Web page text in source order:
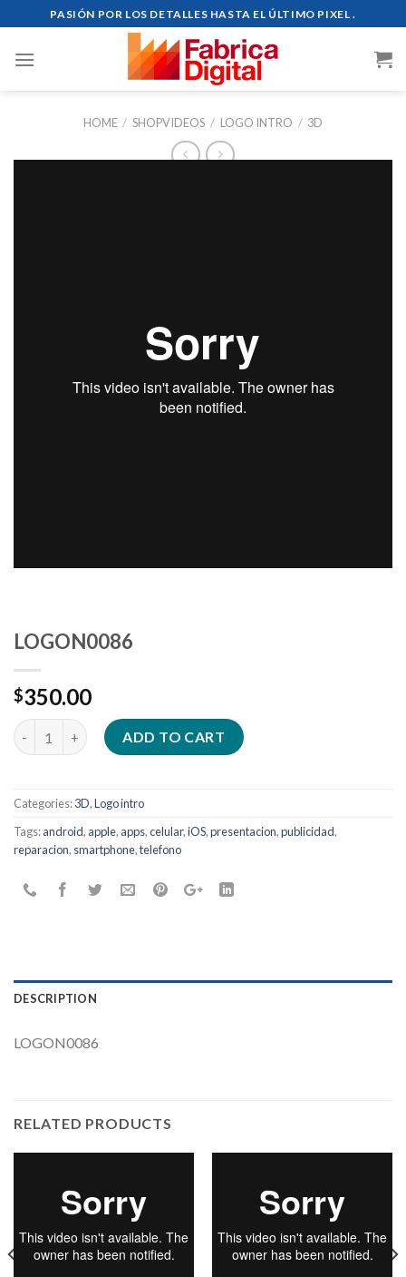
to
content
PASIÓN POR LOS DETALLES HASTA EL ÚLTIMO PIXEL .
HOME / SHOPVIDEOS / LOGO INTRO / 3D
LOGON0086
$350.00
Quantity ADD TO CART
Categories:3D,Logo intro
Tags:android, apple, apps,celular,iOS,presentacion,publicidad,
reparacion, smartphone,telefono
DESCRIPTION
LOGON0086
RELATED PRODUCTS